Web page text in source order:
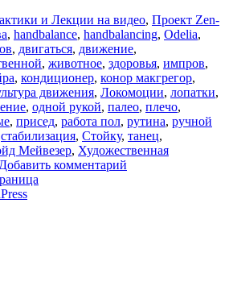
и Лекции на видео, Проект Zen-
, handbalance, handbalancing, Odelia,
, двигаться, движение,
, животное, здоровья, импров,
, кондиционер, конор макгрегор,
движения, Локомоции, лопатки,
, одной рукой, палео, плечо,
, присед, работа пол, рутина, ручной
стабилизация, Стойку, танец,
Мейвезер, Художественная
Добавить комментарий